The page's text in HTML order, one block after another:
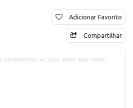
Adicionar Favorito
Compartilhar